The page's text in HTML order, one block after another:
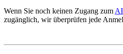
Wenn Sie noch keinen Zugang zum
zugänglich, wir überprüfen jede